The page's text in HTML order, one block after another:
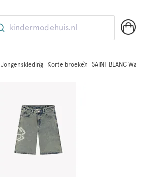
kindermodehuis.nl
Jongenskleding Korte broeken SAINT BLANC